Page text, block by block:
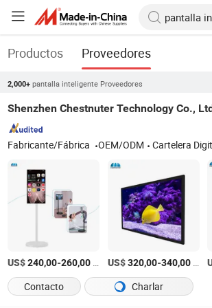
Productos Proveedores
2,000+ pantalla inteligente Proveedores
Shenzhen Chestnuter Technology Co.,
Fabricante/Fábrica OEM/ODM Cartelera Digital, Pantalla Publicitaria, Quiosco LCD Exterior, Pantalla de Alta Brillo, Quiosco de Pie, Quiosco Terminal,
US$240,00-260,00 US$320,00-340,00/Pieza
Contacto
Charlar